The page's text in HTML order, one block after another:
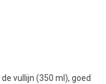
vullijn (350 ml), goed